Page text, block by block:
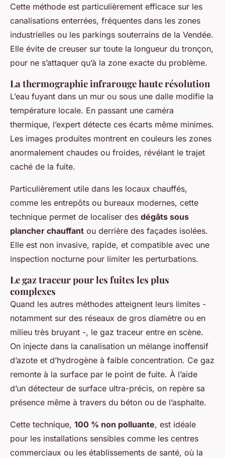
Cette méthode est particulièrement efficace sur les
canalisations enterrées, fréquentes dans les zones
industrielles ou les parkings souterrains de la Vendée.
Elle évite de creuser sur toute la longueur du tronçon,
pour ne s’attaquer qu’à la zone exacte du problème.
La thermographie infrarouge haute résolution
L’eau fuyant dans un mur ou sous une dalle modifie la
température locale. En passant une caméra
thermique, l’expert détecte ces écarts même minimes.
Les images produites montrent en couleurs les zones
anormalement chaudes ou froides, révélant le trajet
caché de la fuite.
Particulièrement utile dans les locaux chauffés,
comme les entrepôts ou bureaux modernes, cette
technique permet de localiser des dégâts sous
plancher chauffant ou derrière des façades isolées.
Elle est non invasive, rapide, et compatible avec une
inspection nocturne pour limiter les perturbations.
Le gaz traceur pour les fuites les plus
complexes
Quand les autres méthodes atteignent leurs limites -
notamment sur des réseaux de gros diamètre ou en
milieu très bruyant -, le gaz traceur entre en scène.
On injecte dans la canalisation un mélange inoffensif
d’azote et d’hydrogène à faible concentration. Ce gaz
remonte à la surface par le point de fuite. À l’aide
d’un détecteur de surface ultra-précis, on repère sa
présence même à travers du béton ou de l’asphalte.
Cette technique, 100 % non polluante, est idéale
pour les installations sensibles comme les centres
commerciaux ou les établissements de santé, où la